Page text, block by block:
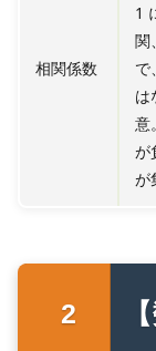
相関係数
1
関
で
は
意
が
が